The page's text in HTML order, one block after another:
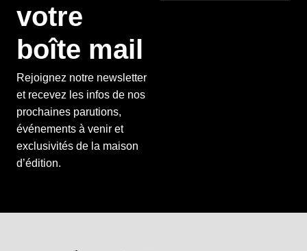
votre
boîte mail
Rejoignez notre newsletter
et recevez les infos de nos
prochaines parutions,
événements à venir et
exclusivités de la maison
d’édition.